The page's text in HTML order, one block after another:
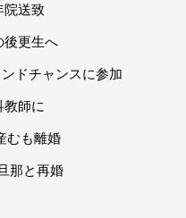
送致
更生へ
ドチャンスに参加
師に
むも離婚
那と再婚